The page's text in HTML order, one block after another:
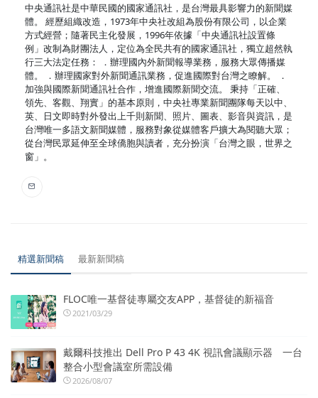
中央通訊社是中華民國的國家通訊社，是台灣最具影響力的新聞媒
體。 經歷組織改造，1973年中央社改組為股份有限公司，以企業
方式經營；隨著民主化發展，1996年依據「中央通訊社設置條
例」改制為財團法人，定位為全民共有的國家通訊社，獨立超然執
行三大法定任務： ．辦理國內外新聞報導業務，服務大眾傳播媒
體。 ．辦理國家對外新聞通訊業務，促進國際對台灣之瞭解。 ．
加強與國際新聞通訊社合作，增進國際新聞交流。 秉持「正確、
領先、客觀、翔實」的基本原則，中央社專業新聞團隊每天以中、
英、日文即時對外發出上千則新聞、照片、圖表、影音與資訊，是
台灣唯一多語文新聞媒體，服務對象從媒體客戶擴大為閱聽大眾；
從台灣民眾延伸至全球僑胞與讀者，充分扮演「台灣之眼，世界之
窗」。
精選新聞稿 最新新聞稿
FLOC唯一基督徒專屬交友APP，基督徒的新福音
2021/03/29
戴爾科技推出 Dell Pro P 43 4K 視訊會議顯示器 一台
整合小型會議室所需設備
2026/08/07